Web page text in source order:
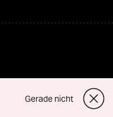
Gerade nicht